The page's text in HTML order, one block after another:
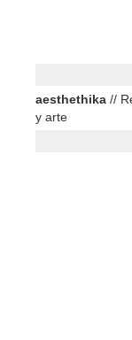
aesthethika //
y arte